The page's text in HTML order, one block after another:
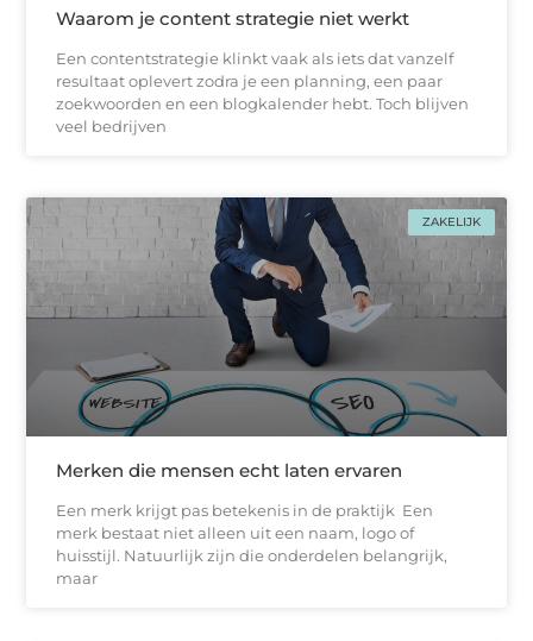
Waarom je content strategie niet werkt
Een contentstrategie klinkt vaak als iets dat vanzelf
resultaat oplevert zodra je een planning, een paar
zoekwoorden en een blogkalender hebt. Toch blijven
veel bedrijven
ZAKELIJK
Merken die mensen echt laten ervaren
Een merk krijgt pas betekenis in de praktijk Een
merk bestaat niet alleen uit een naam, logo of
huisstijl. Natuurlijk zijn die onderdelen belangrijk,
maar